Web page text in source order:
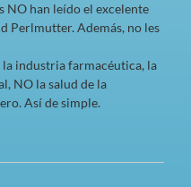
NO han leído el excelente
Perlmutter. Además, no les
la industria farmacéutica, la
NO la salud de la
Así de simple.